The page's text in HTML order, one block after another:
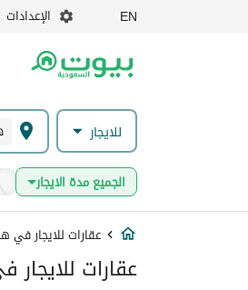
EN الإعدادات
للايجار
الجميع مدة الايجار
عقارات للايجار في
عقارات